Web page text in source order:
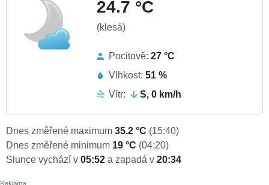
24.7 °C
(klesá)
Pocitově: 27 °C
Vlhkost: 51 %
Vítr:
S, 0 km/h
Dnes změřené maximum 35.2 °C (15:40)
Dnes změřené minimum 19 °C (04:20)
Slunce vychází v 05:52 a zapadá v 20:34